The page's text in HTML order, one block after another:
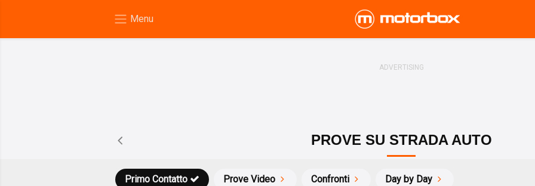
PROVE SU STRADA AUTO
Prove Video Confronti
Primo Contatto Day by Day